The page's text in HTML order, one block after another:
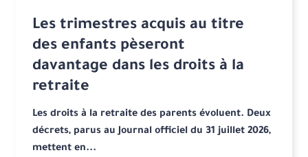
Les trimestres acquis au titre
des enfants pèseront
davantage dans les droits à la
retraite
Les droits à la retraite des parents évoluent. Deux
décrets, parus au Journal officiel du 31 juillet 2026,
mettent en...